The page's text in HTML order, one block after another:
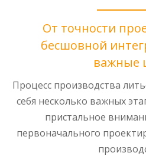
От точности
бесшовной
важные
Процесс производства
себя несколько важных
пристальное
первоначального